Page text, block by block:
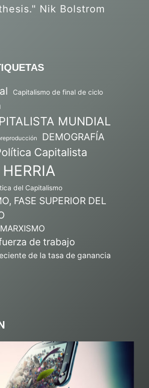
Nik Bolstrom
Capitalismo de final de ciclo
MUNDIAL
DEMOGRAFÍA
Capitalista
del Capitalismo
FASE SUPERIOR DEL
MARXISMO
de trabajo
de la tasa de ganancia